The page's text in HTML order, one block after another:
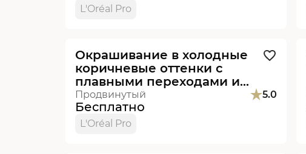
L'Oréal Pro
Окрашивание в холодные
коричневые оттенки с
плавными переходами и
бликами. Александр
Масловский.
Продвинутый 5.0
Бесплатно
L'Oréal Pro